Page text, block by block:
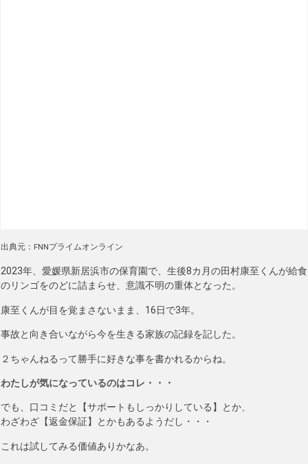
出典元：FNNプライムオンライン
2023年、愛媛県新居浜市の保育園で、生後8カ月の田村康至くんが給食
のリンゴをのどに詰まらせ、意識不明の重体となった。
康至くんが目を覚まさないまま、16日で3年。
事故と向き合いながら今を生きる家族の記録を記した。
２ちゃんねるって勝手に好きな事を書かれるからね。
わたしが気になっているのはコレ・・・
でも、口コミだと【サポートもしっかりしている】とか、
わざわざ【返金保証】とかもあるようだし・・・
これは試してみる価値ありかなあ。